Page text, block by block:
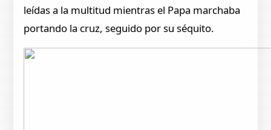
leídas a la multitud mientras el Papa marchaba
portando la cruz, seguido por su séquito.